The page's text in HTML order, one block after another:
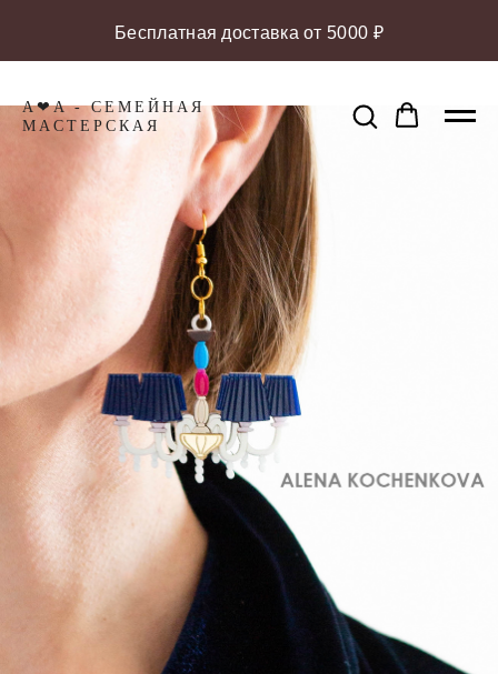
Бесплатная доставка от 5000 ₽
A❤A - СЕМЕЙНАЯ
МАCТЕРСКАЯ